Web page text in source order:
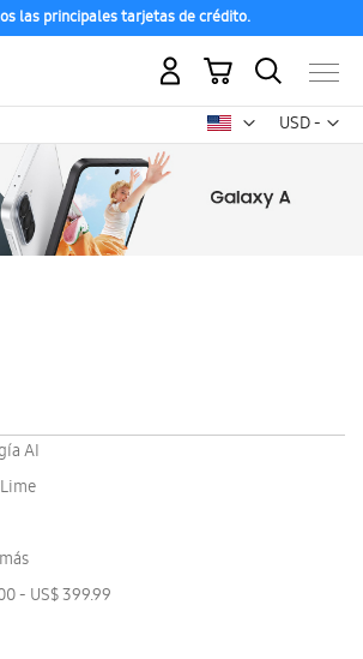
las principales tarjetas de crédito.
USD -
dólar
Mi carrito
AI
- US$ 399.99